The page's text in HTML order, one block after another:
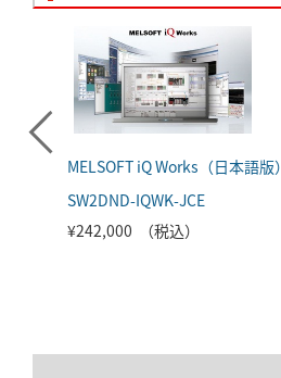
MELSOFT iQ Works（日本語版）
SW2DND-IQWK-JCE
¥242,000 （税込）